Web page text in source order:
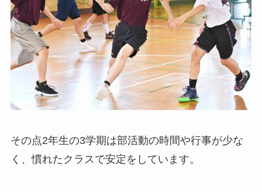
その点2年生の3学期は部活動の時間や行事が少な
く、慣れたクラスで安定をしています。